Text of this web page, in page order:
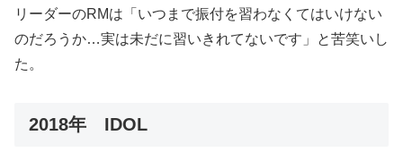
リーダーのRMは「いつまで振付を習わなくてはいけない
のだろうか…実は未だに習いきれてないです」と苦笑いし
た。
2018年 IDOL